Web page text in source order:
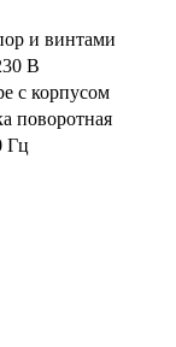
и винтами
В
с корпусом
поворотная
Гц